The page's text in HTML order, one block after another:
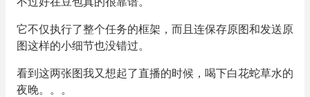
它不仅执行了整个任务的框架，而且连保存原图和发送原
图这样的小细节也没错过。
看到这两张图我又想起了直播的时候，喝下白花蛇草水的
夜晚。。。